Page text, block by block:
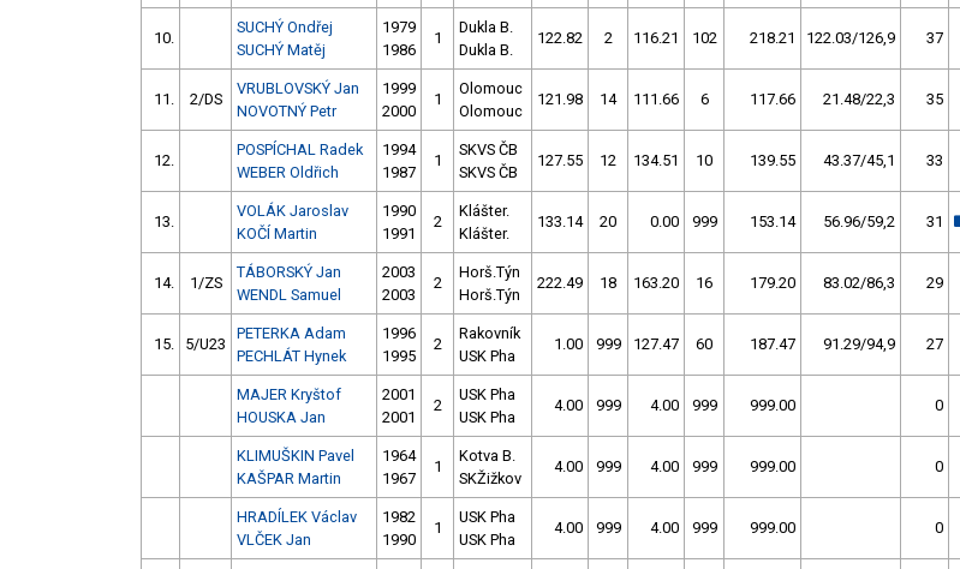
10.
SUCHÝ Ondřej
SUCHÝ Matěj
1979
1986
1
Dukla B.
Dukla B.
122.82 2 116.21 102 218.21 122.03/126,9 37
11. 2/DS
VRUBLOVSKÝ Jan
NOVOTNÝ Petr
1999
2000
1
Olomouc
Olomouc
121.98 14 111.66 6 117.66 21.48/22,3 35
12.
POSPÍCHAL Radek
WEBER Oldřich
1994
1987
1
SKVS ČB
SKVS ČB
127.55 12 134.51 10 139.55 43.37/45,1 33
13.
VOLÁK Jaroslav
KOČÍ Martin
1990
1991
2
Klášter.
Klášter.
133.14 20 0.00 999 153.14 56.96/59,2 31
14. 1/ZS
TÁBORSKÝ Jan
WENDL Samuel
2003
2003
2
Horš.Týn
Horš.Týn
222.49 18 163.20 16 179.20 83.02/86,3 29
15. 5/U23
PETERKA Adam
PECHLÁT Hynek
1996
1995
2
Rakovník
USK Pha
1.00 999 127.47 60 187.47 91.29/94,9 27
MAJER Kryštof
HOUSKA Jan
2001
2001
2
USK Pha
USK Pha
4.00 999 4.00 999 999.00 0
KLIMUŠKIN Pavel
KAŠPAR Martin
1964
1967
1
Kotva B.
SKŽižkov
4.00 999 4.00 999 999.00 0
HRADÍLEK Václav
VLČEK Jan
1982
1990
1
USK Pha
USK Pha
4.00 999 4.00 999 999.00 0